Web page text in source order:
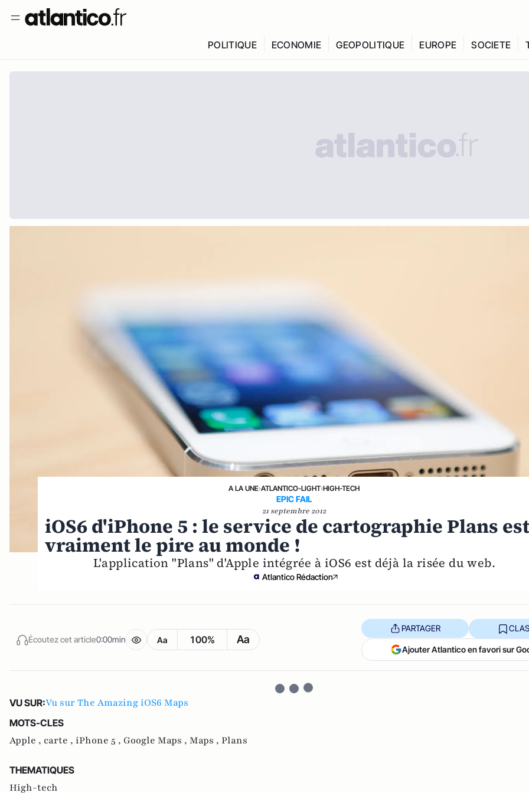
POLITIQUE ECONOMIE GEOPOLITIQUE EUROPE SOCIETE
A LA UNE›ATLANTICO-LIGHT›HIGH-TECH
EPIC FAIL
21 septembre 2012
iOS6 d'iPhone 5 : le service de cartographie Plans
vraiment le pire au monde !
L'application "Plans" d'Apple intégrée à iOS6 est déjà la risée du web.
Atlantico Rédaction
Écoutez cet article0:00min Aa 100% Aa
PARTAGER
Ajouter Atlantico en favori sur
VU SUR:Vu sur The Amazing iOS6 Maps
MOTS-CLES
Apple , carte , iPhone 5 , Google Maps , Maps , Plans
THEMATIQUES
High-tech